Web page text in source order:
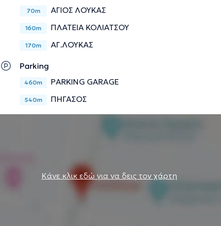
70m ΑΓΙΟΣ ΛΟΥΚΑΣ
160m ΠΛΑΤΕΙΑ ΚΟΛΙΑΤΣΟΥ
170m ΑΓ.ΛΟΥΚΑΣ
Parking
460m PARKING GARAGE
540m ΠΗΓΑΣΟΣ
Κάνε κλικ εδώ για να δεις τον χάρτη